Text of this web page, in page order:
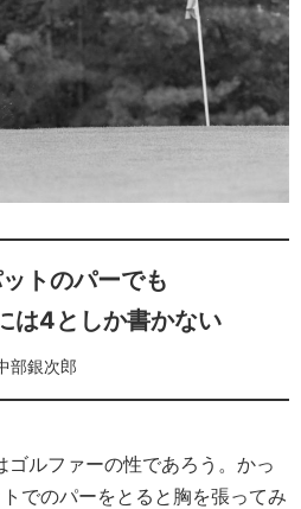
トのパーでも
は4としか書かない
部銀次郎
ルファーの性であろう。かっ
でのパーをとると胸を張ってみ